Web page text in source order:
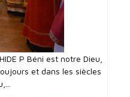
P Béni est notre Dieu,
et dans les siècles